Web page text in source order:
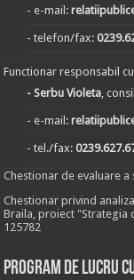
- e-mail:
- telefon/fax:
Functionar responsabil
- Serbu Violeta,
- e-mail:
- tel./fax:
Chestionar de evaluare
Chestionar privind
Braila, proiect "Strategia
125782
Program de lucru